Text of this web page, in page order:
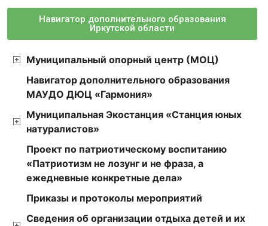
Навигатор дополнительного образования
Иркутской области
Муниципальный опорный центр (МОЦ)
Навигатор дополнительного образования
МАУДО ДЮЦ «Гармония»
Муниципальная Экостанция «Станция юных
натуралистов»
Проект по патриотическому воспитанию
«Патриотизм не лозунг и не фраза, а
ежедневные конкретные дела»
Приказы и протоколы мероприятий
Сведения об организации отдыха детей и их